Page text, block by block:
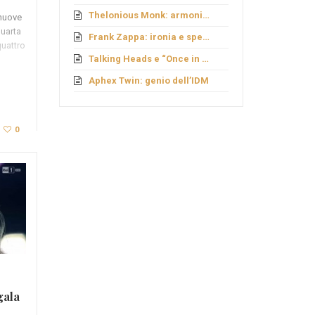
0
Thelonious Monk: armonie fuori schema
Frank Zappa: ironia e sperimentazione
Talking Heads e “Once in a Lifetime”
Aphex Twin: genio dell’IDM